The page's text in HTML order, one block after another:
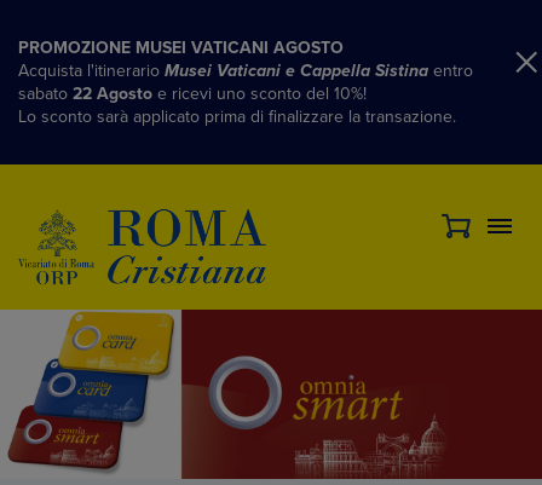
PROMOZIONE MUSEI VATICANI AGOSTO
Acquista l'itinerario Musei Vaticani e Cappella Sistina entro
sabato 22 Agosto e ricevi uno sconto del 10%!
Lo sconto sarà applicato prima di finalizzare la transazione.